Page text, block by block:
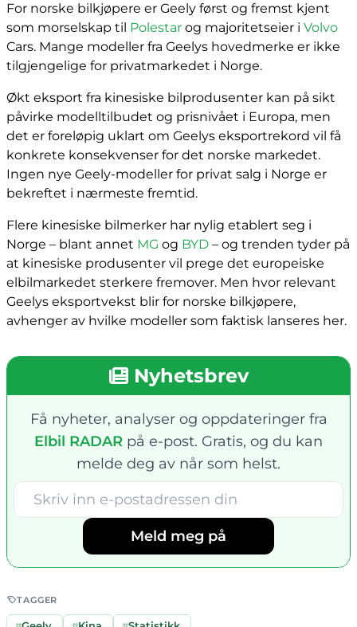
For norske bilkjøpere er Geely først og fremst kjent
som morselskap til Polestar og majoritetseier i Volvo
Cars. Mange modeller fra Geelys hovedmerke er ikke
tilgjengelige for privatmarkedet i Norge.
Økt eksport fra kinesiske bilprodusenter kan på sikt
påvirke modelltilbudet og prisnivået i Europa, men
det er foreløpig uklart om Geelys eksportrekord vil få
konkrete konsekvenser for det norske markedet.
Ingen nye Geely-modeller for privat salg i Norge er
bekreftet i nærmeste fremtid.
Flere kinesiske bilmerker har nylig etablert seg i
Norge – blant annet MG og BYD – og trenden tyder på
at kinesiske produsenter vil prege det europeiske
elbilmarkedet sterkere fremover. Men hvor relevant
Geelys eksportvekst blir for norske bilkjøpere,
avhenger av hvilke modeller som faktisk lanseres her.
Nyhetsbrev
Få nyheter, analyser og oppdateringer fra
Elbil RADAR på e-post. Gratis, og du kan
melde deg av når som helst.
Meld meg på
TAGGER